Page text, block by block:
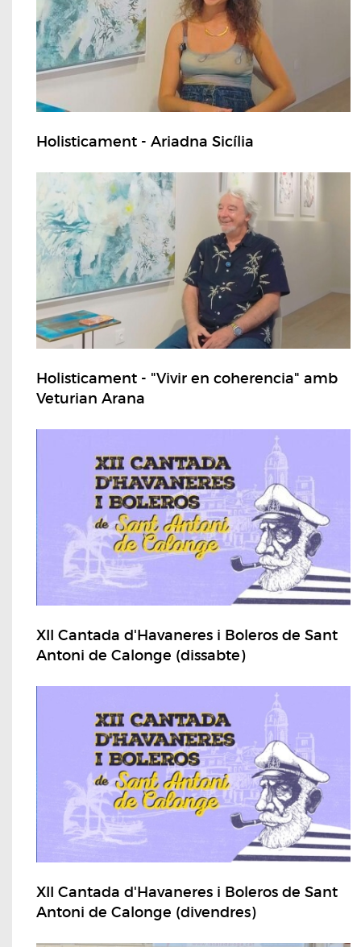
Holisticament - Ariadna Sicília
Holisticament - "Vivir en coherencia" amb
Veturian Arana
XII Cantada d'Havaneres i Boleros de Sant
Antoni de Calonge (dissabte)
XII Cantada d'Havaneres i Boleros de Sant
Antoni de Calonge (divendres)